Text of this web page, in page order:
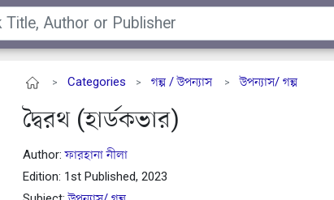
> Categories > গল্প / উপন্যাস >উপন্যাস/ গল্প
দ্বৈরথ (হার্ডকভার)
Author:ফারহানা নীলা
Edition: 1st Published, 2023